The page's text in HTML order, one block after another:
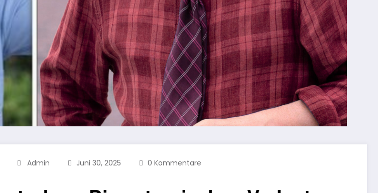
Admin Juni 30, 2025 0 Kommentare